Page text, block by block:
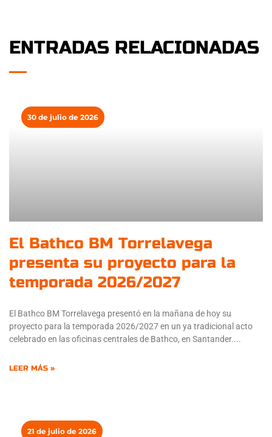
ENTRADAS RELACIONADAS
El Bathco BM Torrelavega
presenta su proyecto para la
temporada 2026/2027
El Bathco BM Torrelavega presentó en la mañana de hoy su
proyecto para la temporada 2026/2027 en un ya tradicional acto
celebrado en las oficinas centrales de Bathco, en Santander.
LEER MÁS »
30 de julio de 2026
21 de julio de 2026